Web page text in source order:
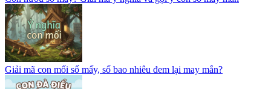
Giải mã con mối số mấy, số bao nhiêu đem lại may mắn?